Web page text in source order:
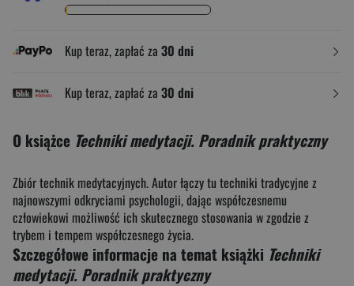
Kup teraz, zapłać za 30 dni
Kup teraz, zapłać za 30 dni
O książce Techniki medytacji. Poradnik praktyczny
Zbiór technik medytacyjnych. Autor łączy tu techniki tradycyjne z
najnowszymi odkryciami psychologii, dając współczesnemu
człowiekowi możliwość ich skutecznego stosowania w zgodzie z
trybem i tempem współczesnego życia.
Szczegółowe informacje na temat książki Techniki
medytacji. Poradnik praktyczny